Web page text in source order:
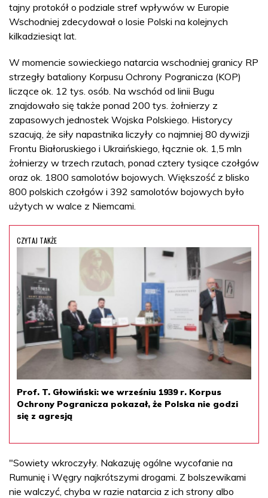
tajny protokół o podziale stref wpływów w Europie
Wschodniej zdecydował o losie Polski na kolejnych
kilkadziesiąt lat.
W momencie sowieckiego natarcia wschodniej granicy RP
strzegły bataliony Korpusu Ochrony Pogranicza (KOP)
liczące ok. 12 tys. osób. Na wschód od linii Bugu
znajdowało się także ponad 200 tys. żołnierzy z
zapasowych jednostek Wojska Polskiego. Historycy
szacują, że siły napastnika liczyły co najmniej 80 dywizji
Frontu Białoruskiego i Ukraińskiego, łącznie ok. 1,5 mln
żołnierzy w trzech rzutach, ponad cztery tysiące czołgów
oraz ok. 1800 samolotów bojowych. Większość z blisko
800 polskich czołgów i 392 samolotów bojowych było
użytych w walce z Niemcami.
CZYTAJ TAKŻE
Prof. T. Głowiński: we wrześniu 1939 r. Korpus
Ochrony Pogranicza pokazał, że Polska nie godzi
się z agresją
"Sowiety wkroczyły. Nakazuję ogólne wycofanie na
Rumunię i Węgry najkrótszymi drogami. Z bolszewikami
nie walczyć, chyba w razie natarcia z ich strony albo